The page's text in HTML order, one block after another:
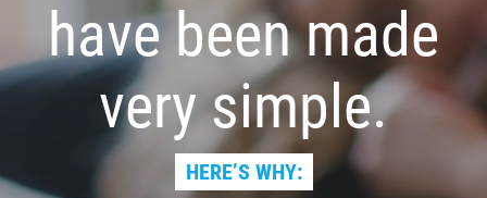
have been made
very simple.
HERE’S WHY: